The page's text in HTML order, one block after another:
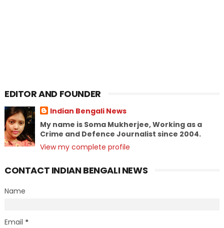
EDITOR AND FOUNDER
Indian Bengali News
My name is Soma Mukherjee, Working as a
Crime and Defence Journalist since 2004.
View my complete profile
CONTACT INDIAN BENGALI NEWS
Name
Email *